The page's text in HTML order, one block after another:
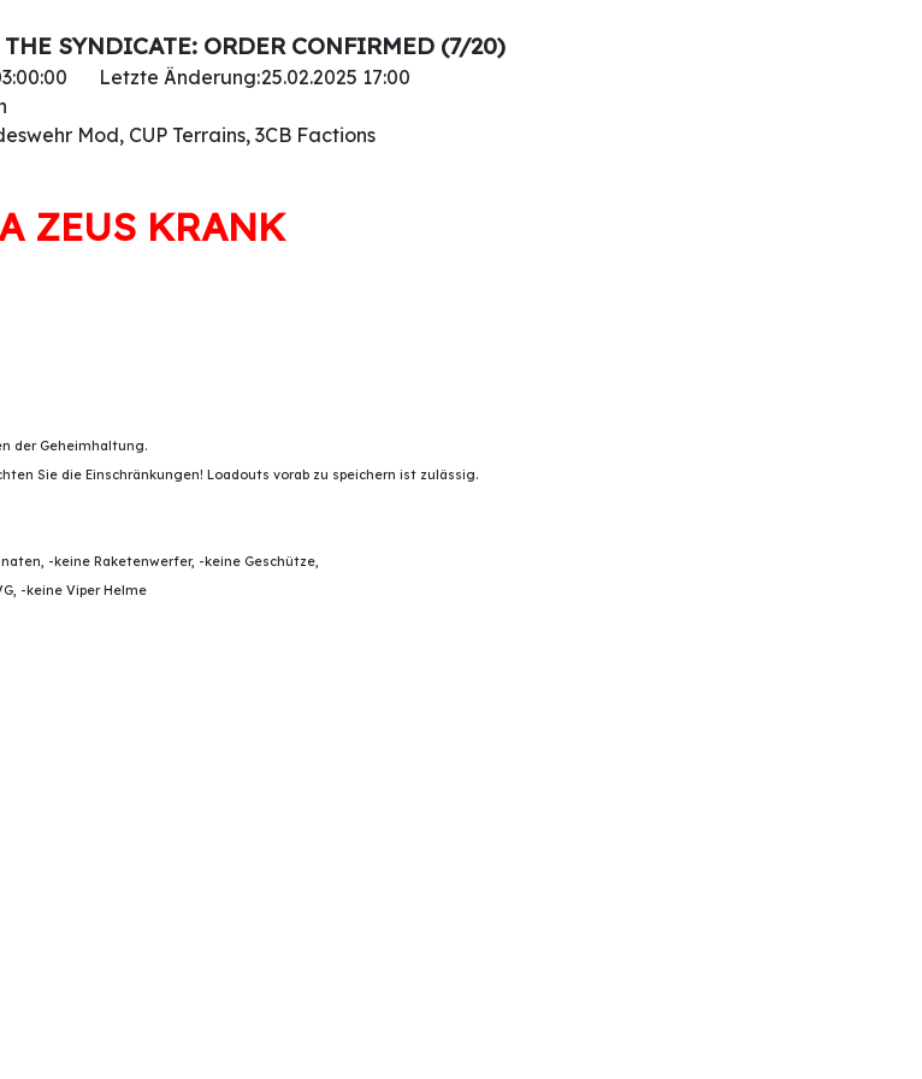
SYNDICATE: ORDER CONFIRMED (7/20)
Letzte Änderung:25.02.2025 17:00
Mod, CUP Terrains, 3CB Factions
ZEUS KRANK
der Geheimhaltung.
Sie die Einschränkungen! Loadouts vorab zu speichern ist zulässig.
-keine Raketenwerfer, -keine Geschütze,
-keine Viper Helme